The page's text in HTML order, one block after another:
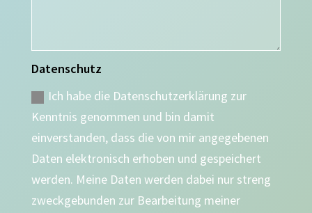
Datenschutz
Ich habe die Datenschutzerklärung zur
Kenntnis genommen und bin damit
einverstanden, dass die von mir angegebenen
Daten elektronisch erhoben und gespeichert
werden. Meine Daten werden dabei nur streng
zweckgebunden zur Bearbeitung meiner